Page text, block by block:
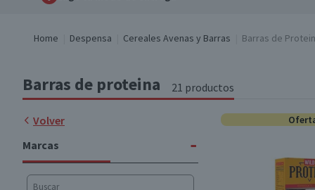
Home Despensa Cereales Avenas y Barras Barras de
Barras de proteina 21 productos
Volver
Marcas
-